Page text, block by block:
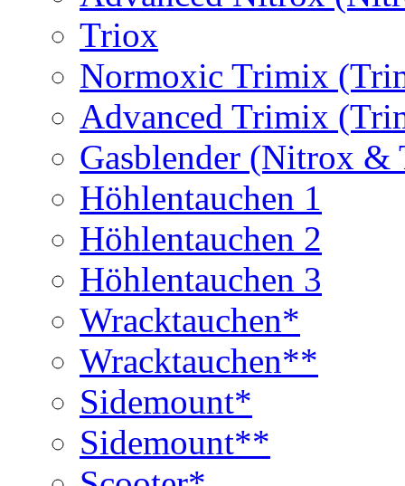
Triox
Normoxic Trimix
Advanced Trimix
Gasblender (Nitrox
Höhlentauchen 1
Höhlentauchen 2
Höhlentauchen 3
Wracktauchen*
Wracktauchen**
Sidemount*
Sidemount**